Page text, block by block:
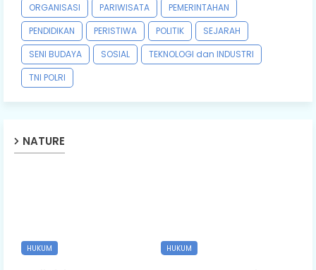
ORGANISASI
PARIWISATA
PEMERINTAHAN
PENDIDIKAN
PERISTIWA POLITIK
SEJARAH
SENI BUDAYA
SOSIAL
TEKNOLOGI dan INDUSTRI
TNI POLRI
NATURE
HUKUM HUKUM